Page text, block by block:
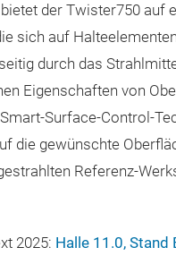
bietet der Twister750
sich auf
durch das
Eigenschaften von
Surface-Control-
die gewünschte
Referenz-
2025: Halle 11.0, Stand